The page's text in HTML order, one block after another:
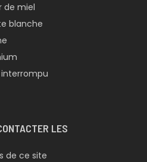
de miel
blanche
LES
de ce site